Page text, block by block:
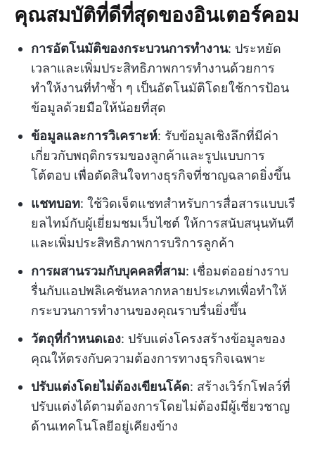
คุณสมบัติที่ดีที่สุดของอินเตอร์คอม
การอัตโนมัติของกระบวนการทำงาน: ประหยัด
เวลาและเพิ่มประสิทธิภาพการทำงานด้วยการ
ทำให้งานที่ทำซ้ำ ๆ เป็นอัตโนมัติโดยใช้การป้อน
ข้อมูลด้วยมือให้น้อยที่สุด
ข้อมูลและการวิเคราะห์: รับข้อมูลเชิงลึกที่มีค่า
เกี่ยวกับพฤติกรรมของลูกค้าและรูปแบบการ
โต้ตอบ เพื่อตัดสินใจทางธุรกิจที่ชาญฉลาดยิ่งขึ้น
แชทบอท: ใช้วิดเจ็ตแชทสำหรับการสื่อสารแบบเรี
ยลไทม์กับผู้เยี่ยมชมเว็บไซต์ ให้การสนับสนุนทันที
และเพิ่มประสิทธิภาพการบริการลูกค้า
การผสานรวมกับบุคคลที่สาม: เชื่อมต่ออย่างราบ
รื่นกับแอปพลิเคชันหลากหลายประเภทเพื่อทำให้
กระบวนการทำงานของคุณราบรื่นยิ่งขึ้น
วัตถุที่กำหนดเอง: ปรับแต่งโครงสร้างข้อมูลของ
คุณให้ตรงกับความต้องการทางธุรกิจเฉพาะ
ปรับแต่งโดยไม่ต้องเขียนโค้ด: สร้างเวิร์กโฟลว์ที่
ปรับแต่งได้ตามต้องการโดยไม่ต้องมีผู้เชี่ยวชาญ
ด้านเทคโนโลยีอยู่เคียงข้าง